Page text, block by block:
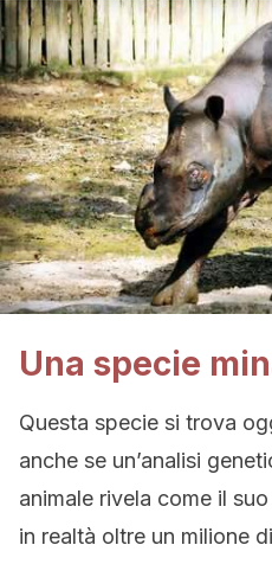
Una specie
Questa specie si trova
anche se un’analisi
animale rivela come il
in realtà oltre un milione